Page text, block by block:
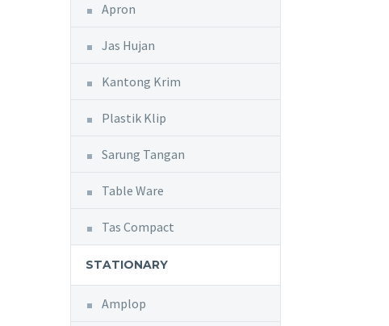
Apron
Jas Hujan
Kantong Krim
Plastik Klip
Sarung Tangan
Table Ware
Tas Compact
STATIONARY
Amplop